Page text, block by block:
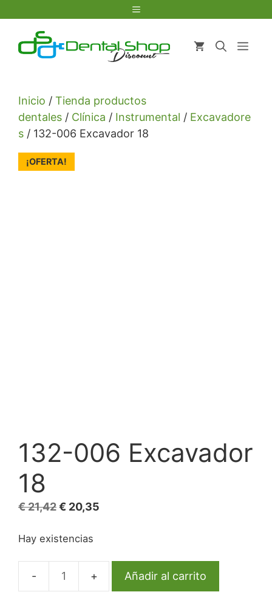
contenido
Menú
Inicio / Tienda productos
dentales / Clínica / Instrumental / Excavadore
s / 132-006 Excavador 18
¡OFERTA!
132-006 Excavador
18
€21,42El
original
€ 21,42.
€ 20,35
€ 20,35.
Hay existencias
132-
Añadir al carrito